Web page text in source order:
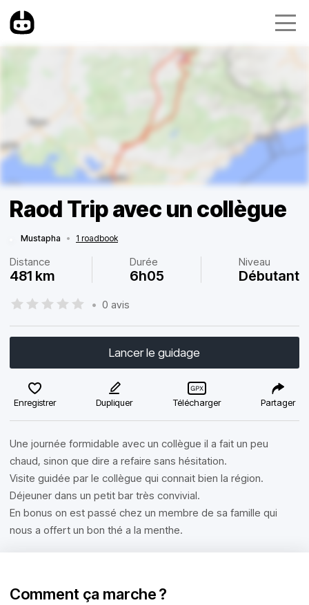
Raod Trip avec un collègue
Mustapha • 1 roadbook
Distance
481 km
Durée
6h05
Niveau
Débutant
• 0 avis
Lancer le guidage
Enregistrer Dupliquer Télécharger Partager
Une journée formidable avec un collègue il a fait un peu
chaud, sinon que dire a refaire sans hésitation.
Visite guidée par le collègue qui connait bien la région.
Déjeuner dans un petit bar très convivial.
En bonus on est passé chez un membre de sa famille qui
nous a offert un bon thé a la menthe.
Comment ça marche ?